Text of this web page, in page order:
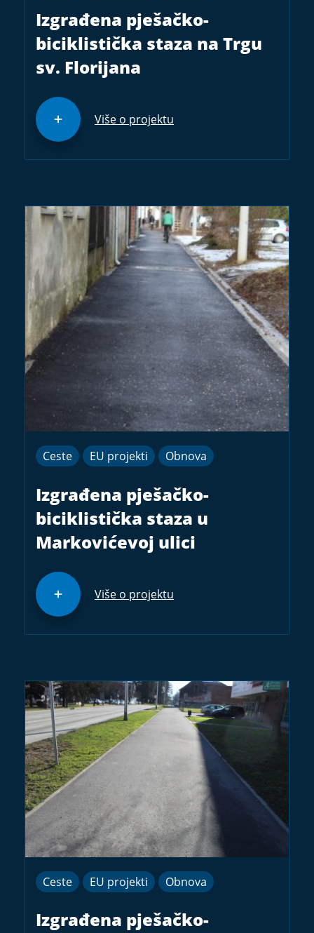
Izgrađena pješačko-
biciklistička staza na Trgu
sv. Florijana
Više o projektu
Ceste EU projekti Obnova
Izgrađena pješačko-
biciklistička staza u
Markovićevoj ulici
Više o projektu
Ceste EU projekti Obnova
Izgrađena pješačko-